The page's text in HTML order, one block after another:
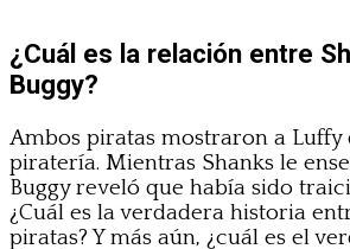
¿Cuál es la relación entre
Buggy?
Ambos piratas mostraron a Luffy
piratería. Mientras Shanks le
Buggy reveló que había sido
¿Cuál es la verdadera historia
piratas? Y más aún, ¿cuál es el